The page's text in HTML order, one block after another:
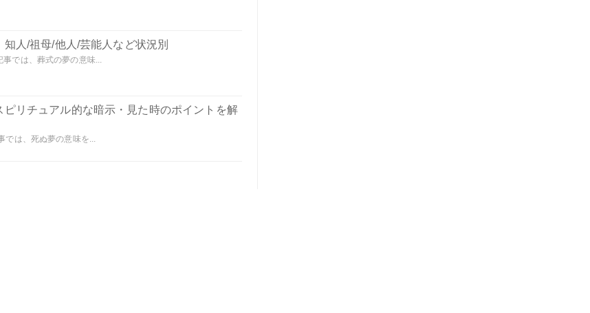
人/祖母/他人/芸能人など状況別
では、葬式の夢の意味...
ピリチュアル的な暗示・見た時のポイントを解
は、死ぬ夢の意味を...